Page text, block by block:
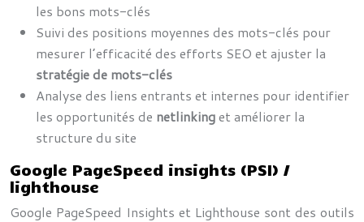
les bons mots-clés
Suivi des positions moyennes des mots-clés pour
mesurer l’efficacité des efforts SEO et ajuster la
stratégie de mots-clés
Analyse des liens entrants et internes pour identifier
les opportunités de netlinkinget améliorer la
structure du site
Google PageSpeed insights (PSI) /
lighthouse
Google PageSpeed Insights et Lighthouse sont des outils